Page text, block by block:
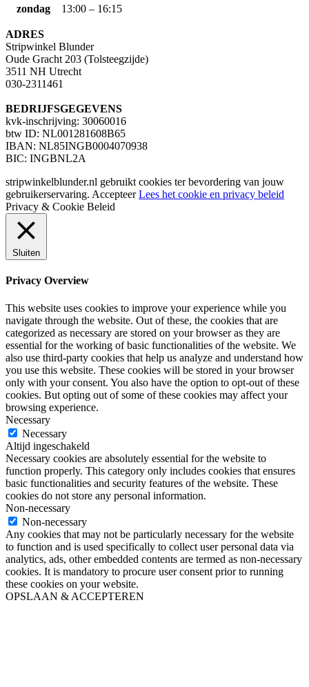
zondag
13:00 – 16:15
ADRES
Stripwinkel Blunder
Oude Gracht 203 (Tolsteegzijde)
3511 NH Utrecht
030-2311461
BEDRIJFSGEGEVENS
kvk-inschrijving: 30060016
btw ID: NL001281608B65
IBAN: NL85INGB0004070938
BIC: INGBNL2A
stripwinkelblunder.nl gebruikt cookies ter bevordering van jouw
gebruikerservaring. Accepteer Lees het cookie en privacy beleid
Privacy & Cookie Beleid
Sluiten
Privacy Overview
This website uses cookies to improve your experience while you
navigate through the website. Out of these, the cookies that are
categorized as necessary are stored on your browser as they are
essential for the working of basic functionalities of the website. We
also use third-party cookies that help us analyze and understand how
you use this website. These cookies will be stored in your browser
only with your consent. You also have the option to opt-out of these
cookies. But opting out of some of these cookies may affect your
browsing experience.
Necessary
Necessary
Altijd ingeschakeld
Necessary cookies are absolutely essential for the website to
function properly. This category only includes cookies that ensures
basic functionalities and security features of the website. These
cookies do not store any personal information.
Non-necessary
Non-necessary
Any cookies that may not be particularly necessary for the website
to function and is used specifically to collect user personal data via
analytics, ads, other embedded contents are termed as non-necessary
cookies. It is mandatory to procure user consent prior to running
these cookies on your website.
OPSLAAN & ACCEPTEREN